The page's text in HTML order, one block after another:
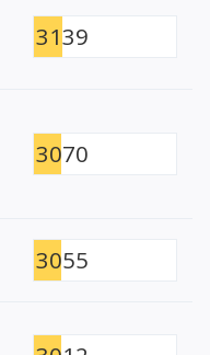
3139
3070
3055